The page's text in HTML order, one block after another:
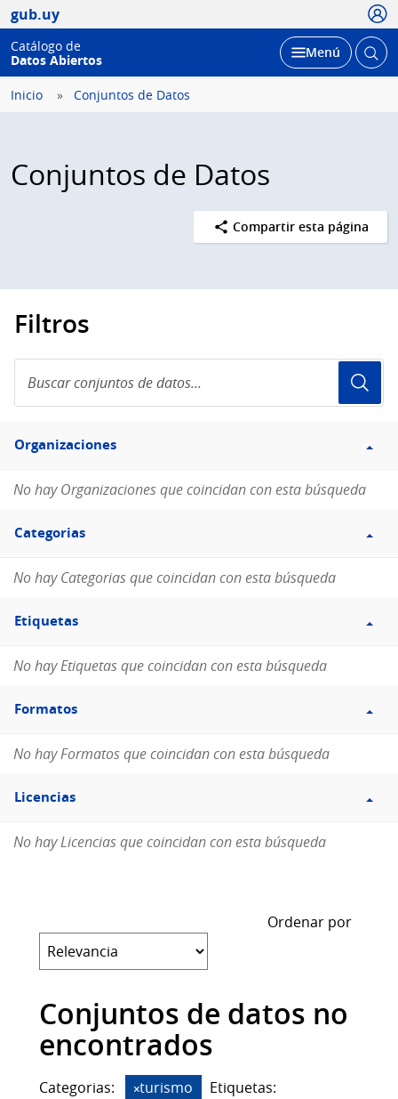
gub.uy
Catálogo de
Datos Abiertos
Desplegar
Menú Abrir
Inicio Conjuntos de Datos
Conjuntos de Datos
Compartir esta página
Filtros
conjuntos
de
Filtro
Organizaciones
Organizaciones
No hay Organizaciones que coincidan con esta búsqueda
Filtro
Categorias
Categorias
No hay Categorias que coincidan con esta búsqueda
Filtro
Etiquetas
Etiquetas
No hay Etiquetas que coincidan con esta búsqueda
Filtro
Formatos
Formatos
No hay Formatos que coincidan con esta búsqueda
Filtro
Licencias
Licencias
No hay Licencias que coincidan con esta búsqueda
Ordenar por
Conjuntos de datos no
encontrados
Categorias: turismo
Etiquetas: